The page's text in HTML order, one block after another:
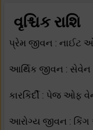
વૃશ્ચિક રાશિ
પ્રેમ જીવન : નાઈટ
આર્થિક જીવન :
કારકિર્દી : પેજ ઓફ
આરોગ્ય જીવન :